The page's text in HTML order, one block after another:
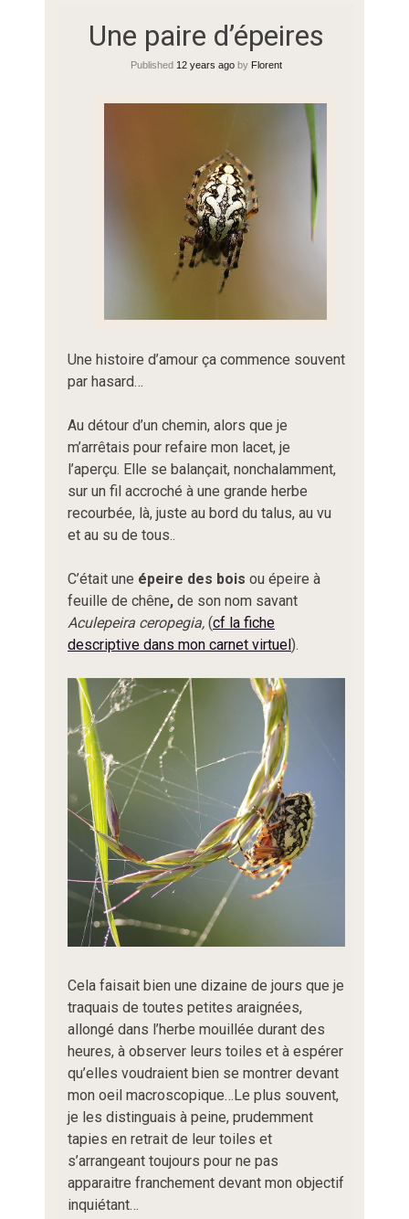
Une paire d’épeires
Published 12 years ago by Florent
Une histoire d’amour ça commence souvent
par hasard…
Au détour d’un chemin, alors que je
m’arrêtais pour refaire mon lacet, je
l’aperçu. Elle se balançait, nonchalamment,
sur un fil accroché à une grande herbe
recourbée, là, juste au bord du talus, au vu
et au su de tous..
C’était une épeire des bois ou épeire à
feuille de chêne, de son nom savant
Aculepeira ceropegia, (cf la fiche
descriptive dans mon carnet virtuel).
Cela faisait bien une dizaine de jours que je
traquais de toutes petites araignées,
allongé dans l’herbe mouillée durant des
heures, à observer leurs toiles et à espérer
qu’elles voudraient bien se montrer devant
mon oeil macroscopique…Le plus souvent,
je les distinguais à peine, prudemment
tapies en retrait de leur toiles et
s’arrangeant toujours pour ne pas
apparaitre franchement devant mon objectif
inquiétant…